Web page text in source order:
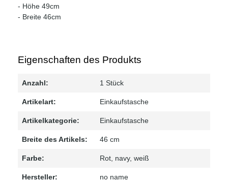
- Höhe 49cm
- Breite 46cm
Eigenschaften des Produkts
Anzahl: 1 Stück
Artikelart: Einkaufstasche
Artikelkategorie: Einkaufstasche
Breite des Artikels: 46 cm
Farbe: Rot , navy, weiß
Hersteller: no name